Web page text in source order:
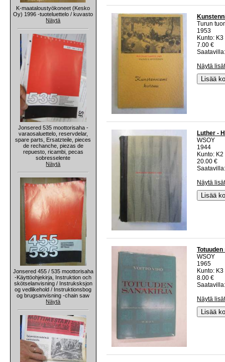
K-maataloustyökoneet (Kesko
Oy) 1996 -tuoteluettelo / kuvasto
Näytä
Jonsered 535 moottorisaha -
varaosaluettelo, reservdelar,
spare parts, Ersatzteile, pieces
de rechanche, piezas de
repuesto, ricambi, pecas
sobresselente
Näytä
Jonsered 455 / 535 moottorisaha
-Käyttöohjekirja, Instruktion och
skötselanvisning / Instruksksjon
og vedlikehold / Instruktionsbog
og brugsanvisning -chain saw
Näytä
Turun
1953
Kunto:
7.00 €
Näytä
Lisää
Luther -
WSOY
1944
Kunto:
20.00 €
Näytä
Lisää
WSOY
1965
Kunto:
8.00 €
Näytä
Lisää